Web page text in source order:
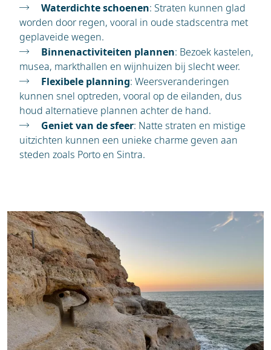
Waterdichte schoenen: Straten kunnen glad
worden door regen, vooral in oude stadscentra met
geplaveide wegen.
Binnenactiviteiten plannen: Bezoek kastelen,
musea, markthallen en wijnhuizen bij slecht weer.
Flexibele planning: Weersveranderingen
kunnen snel optreden, vooral op de eilanden, dus
houd alternatieve plannen achter de hand.
Geniet van de sfeer: Natte straten en mistige
uitzichten kunnen een unieke charme geven aan
steden zoals Porto en Sintra.